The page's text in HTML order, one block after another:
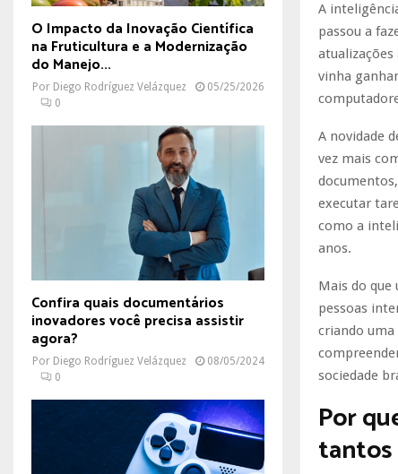
A
passou a
vinha
A novidade
vez mais
executar
como a
anos.
Mais do
pessoas
criando
sociedade
Por
tantos
O Impacto da Inovação Científica
na Fruticultura e a Modernização
do Manejo...
Por Diego Rodríguez Velázquez
05/25/2026
0
Confira quais documentários
inovadores você precisa assistir
agora?
Por Diego Rodríguez Velázquez
08/05/2024
0